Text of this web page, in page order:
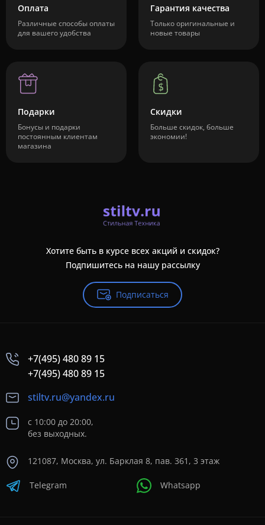
Оплата
Различные способы оплаты
для вашего удобства
Гарантия качества
Только оригинальные и
новые товары
Подарки
Бонусы и подарки
постоянным клиентам
магазина
Скидки
Больше скидок, больше
экономии!
Хотите быть в курсе всех акций и скидок?
Подпишитесь на нашу рассылку
Подписаться
+7(495) 480 89 15
+7(495) 480 89 15
stiltv.ru@yandex.ru
с 10:00 до 20:00,
без выходных.
121087, Москва, ул. Барклая 8, пав. 361, 3 этаж
Telegram Whatsapp